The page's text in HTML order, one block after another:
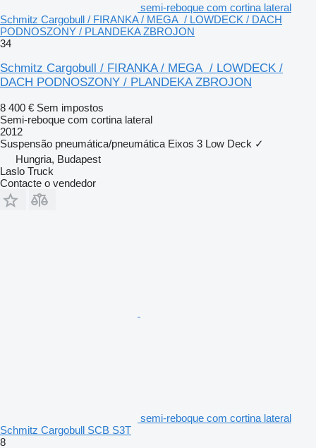
semi-reboque com cortina lateral
Schmitz Cargobull / FIRANKA / MEGA / LOWDECK / DACH
PODNOSZONY / PLANDEKA ZBROJON
34
Schmitz Cargobull / FIRANKA / MEGA / LOWDECK /
DACH PODNOSZONY / PLANDEKA ZBROJON
8 400 € Sem impostos
Semi-reboque com cortina lateral
2012
Suspensão pneumática/pneumática Eixos 3 Low Deck ✓
Hungria, Budapest
Laslo Truck
Contacte o vendedor
semi-reboque com cortina lateral
Schmitz Cargobull SCB S3T
8